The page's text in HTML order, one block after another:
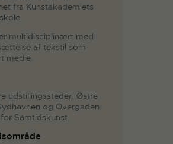
fra Kunstakademiets
multidisciplinært med
af tekstil som
medie.
udstillingssteder: Østre
og Overgaden
Samtidskunst.